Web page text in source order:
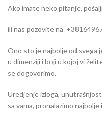
Ako imate neko pitanje,
ili nas pozovite na
Ono sto je najbolje od svega
u dimenziji i boji u kojoj vi
se dogovorimo.
Uredjenje izloga,
sa vama, pronalazimo